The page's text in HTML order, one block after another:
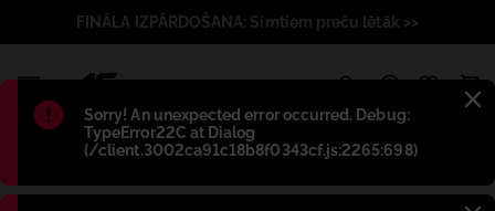
Błąd:
Sorry! An unexpected error occurred. Debug:
TypeError22C at Dialog
(/client.3002ca91c18b8f0343cf.js:2265:698)
FINĀLA IZPĀRDOŠANA: Simtiem preču lētāk >>